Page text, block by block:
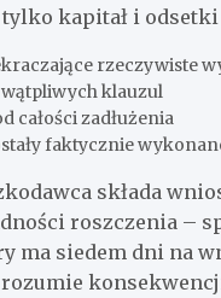
kapitał i
rzeczywiste
klauzul
całości zadłużenia
faktycznie
składa
roszczenia
ma siedem dni na